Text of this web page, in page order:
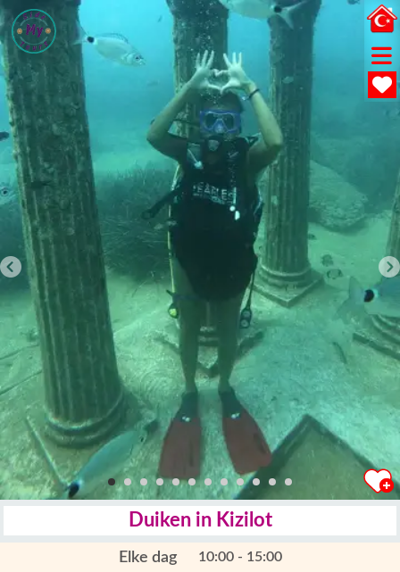
Duiken in Kizilot
Elke dag 10:00 - 15:00